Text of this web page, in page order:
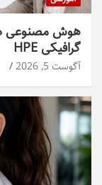
هوش مصنوعی
گرافیکی HPE
آگوست 5, 2026